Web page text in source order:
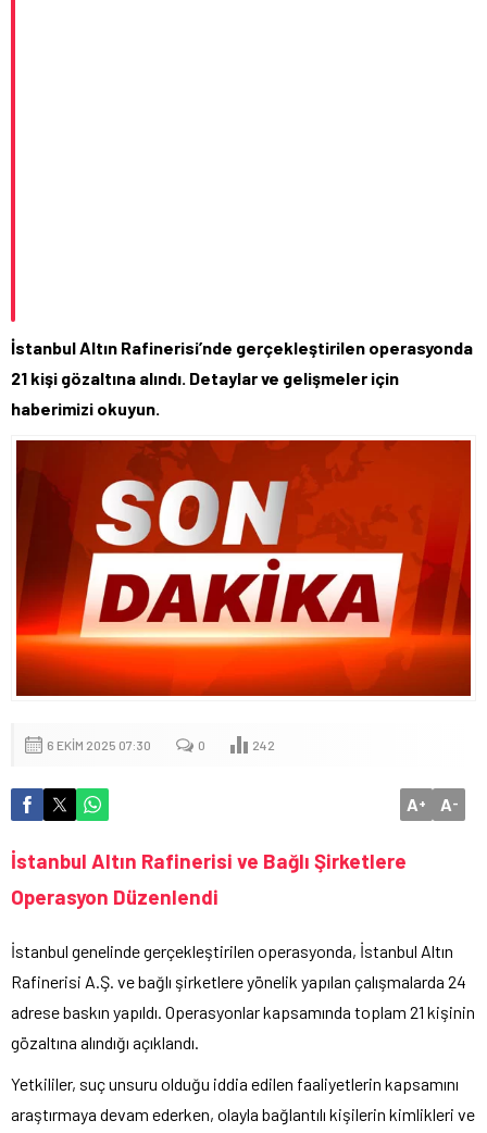
İstanbul Altın Rafinerisi’nde gerçekleştirilen operasyonda
21 kişi gözaltına alındı. Detaylar ve gelişmeler için
haberimizi okuyun.
6 EKIM 2025 07:30 0 242
A+ A-
İstanbul Altın Rafinerisi ve Bağlı Şirketlere
Operasyon Düzenlendi
İstanbul genelinde gerçekleştirilen operasyonda, İstanbul Altın
Rafinerisi A.Ş. ve bağlı şirketlere yönelik yapılan çalışmalarda 24
adrese baskın yapıldı. Operasyonlar kapsamında toplam 21 kişinin
gözaltına alındığı açıklandı.
Yetkililer, suç unsuru olduğu iddia edilen faaliyetlerin kapsamını
araştırmaya devam ederken, olayla bağlantılı kişilerin kimlikleri ve